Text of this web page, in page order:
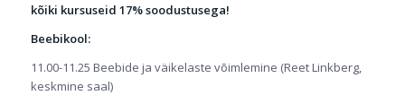
kõiki kursuseid 17% soodustusega!
Beebikool:
11.00-11.25 Beebide ja väikelaste võimlemine (Reet Linkberg,
keskmine saal)